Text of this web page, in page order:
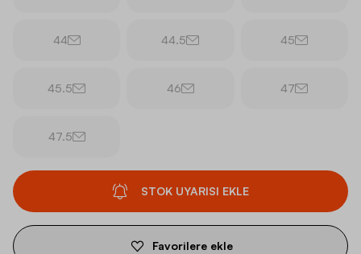
44 44.5 45
45.5 46 47
47.5
STOK UYARISI EKLE
Favorilere ekle